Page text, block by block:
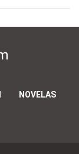
NOVELAS